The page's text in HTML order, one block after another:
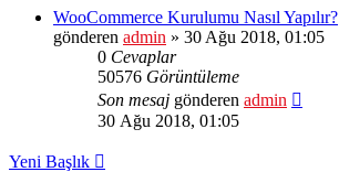
WooCommerce Kurulumu Nasıl Yapılır?
gönderen admin » 30 Ağu 2018, 01:05
0 Cevaplar
50576 Görüntüleme
Son mesaj gönderen admin
30 Ağu 2018, 01:05
Yeni Başlık